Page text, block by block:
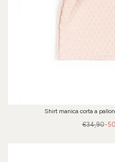
Shirt manica corta a
-
€34,90